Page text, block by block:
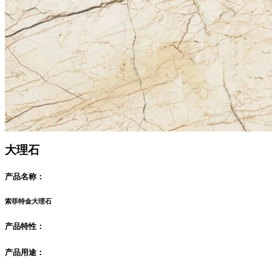
大理石
产品名称：
索菲特金大理石
产品特性：
产品用途：